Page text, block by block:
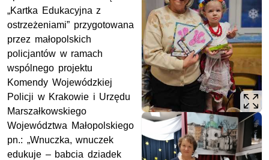
„Kartka Edukacyjna z
ostrzeżeniami” przygotowana
przez małopolskich
policjantów w ramach
wspólnego projektu
Komendy Wojewódzkiej
Policji w Krakowie i Urzędu
Marszałkowskiego
Województwa Małopolskiego
pn.: „Wnuczka, wnuczek
edukuje – babcia dziadek